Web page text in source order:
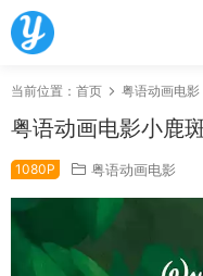
当前位置： 首页 粤语动画电影
粤语动画电影小鹿
1080P 粤语动画电影